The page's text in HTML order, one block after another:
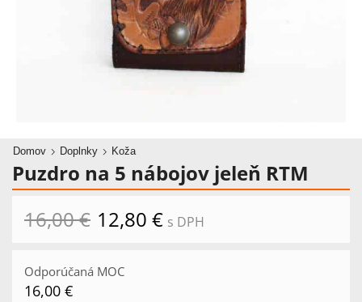
Domov Doplnky Koža
Puzdro na 5 nábojov jeleň RTM
16,00€ Pôvodná
cena
16,00 €.
12,80 €Aktuálna
cena
s DPH
Odporúčaná MOC
16,00 €